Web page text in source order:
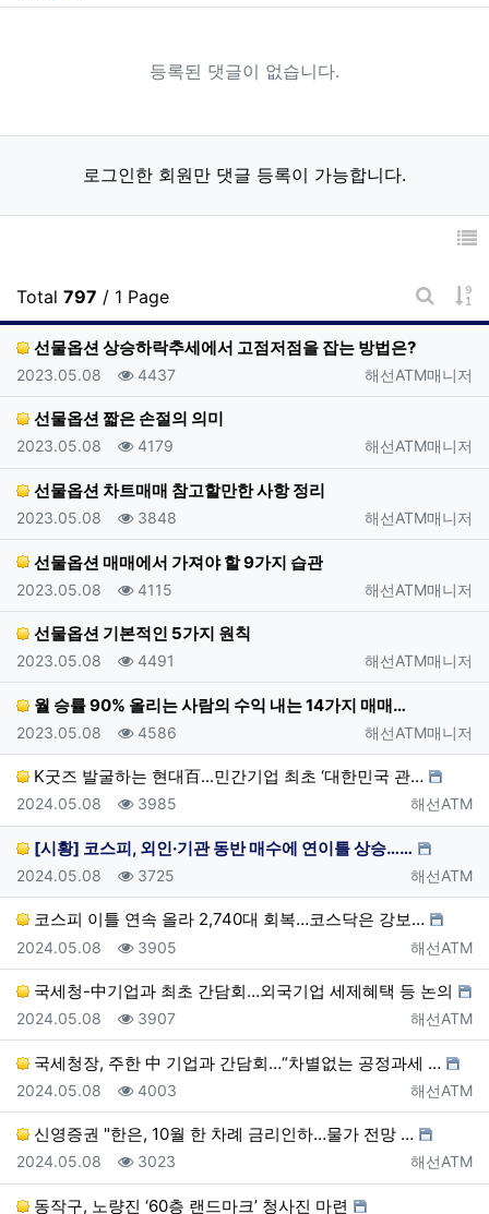
등록된 댓글이 없습니다.
로그인한 회원만 댓글 등록이 가능합니다.
Total 797 / 1 Page
게시판
선물옵션 상승하락추세에서 고점저점을 잡는 방법은?
등록자
해선ATM매니저
등록일
2023.05.08 조회
4437
선물옵션 짧은 손절의 의미
등록자
해선ATM매니저
등록일
2023.05.08 조회
4179
선물옵션 차트매매 참고할만한 사항 정리
등록자
해선ATM매니저
등록일
2023.05.08 조회
3848
선물옵션 매매에서 가져야 할 9가지 습관
등록자
해선ATM매니저
등록일
2023.05.08 조회
4115
선물옵션 기본적인 5가지 원칙
등록자
해선ATM매니저
등록일
2023.05.08 조회
4491
월 승률 90% 올리는 사람의 수익 내는 14가지 매매…
등록자
해선ATM매니저
등록일
2023.05.08 조회
4586
K굿즈 발굴하는 현대百...민간기업 최초 ‘대한민국 관…
등록자
해선ATM
등록일
2024.05.08 조회
3985
[시황] 코스피, 외인·기관 동반 매수에 연이틀 상승……
등록자
해선ATM
등록일
2024.05.08 조회
3725
코스피 이틀 연속 올라 2,740대 회복…코스닥은 강보…
등록자
해선ATM
등록일
2024.05.08 조회
3905
국세청-中기업과 최초 간담회…외국기업 세제혜택 등 논의
등록자
해선ATM
등록일
2024.05.08 조회
3907
국세청장, 주한 中 기업과 간담회…“차별없는 공정과세 …
등록자
해선ATM
등록일
2024.05.08 조회
4003
신영증권 "한은, 10월 한 차례 금리인하…물가 전망 …
등록자
해선ATM
등록일
2024.05.08 조회
3023
동작구, 노량진 ‘60층 랜드마크’ 청사진 마련